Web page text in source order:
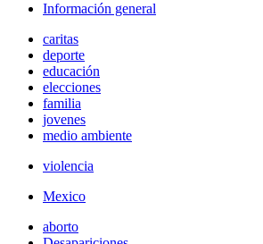
Información general
caritas
deporte
educación
elecciones
familia
jovenes
medio ambiente
violencia
Mexico
aborto